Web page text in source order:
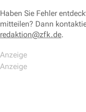
Haben Sie Fehler
mitteilen? Dann
redaktion@zfk.de.